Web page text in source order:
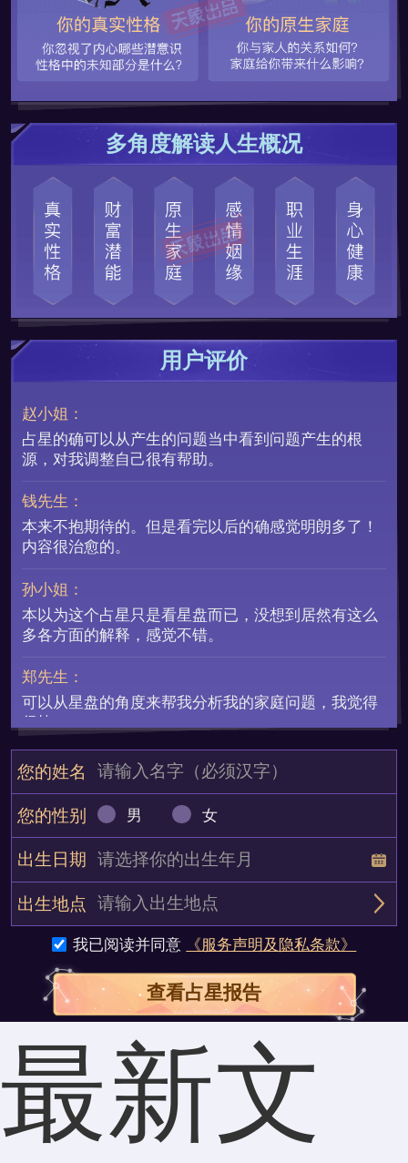
多角度解读人生概况
用户评价
赵小姐：
占星的确可以从产生的问题当中看到问题产生的根
源，对我调整自己很有帮助。
钱先生：
本来不抱期待的。但是看完以后的确感觉明朗多了！
内容很治愈的。
孙小姐：
本以为这个占星只是看星盘而已，没想到居然有这么
多各方面的解释，感觉不错。
郑先生：
可以从星盘的角度来帮我分析我的家庭问题，我觉得
王小姐：
简直像是把我看穿了！虽然有些时候我也不愿意承
认，但是星盘分析很准。
李小姐：
挺具体的，让我思路更清晰，没白费工夫。
周小姐：
网上很多的占星，试了一下这个看看有什么不同，结
果试过之后真的不一样，内容很丰富，而且都对我很
有用。
说的很真实，希望能够守得云开见月明。
蒋小姐：
非常智慧和精准的测算！挺好的，谢谢！
您的姓名
您的性别 男 女
出生日期
出生地点
我已阅读并同意 《服务声明及隐私条款》
查看占星报告
最新文